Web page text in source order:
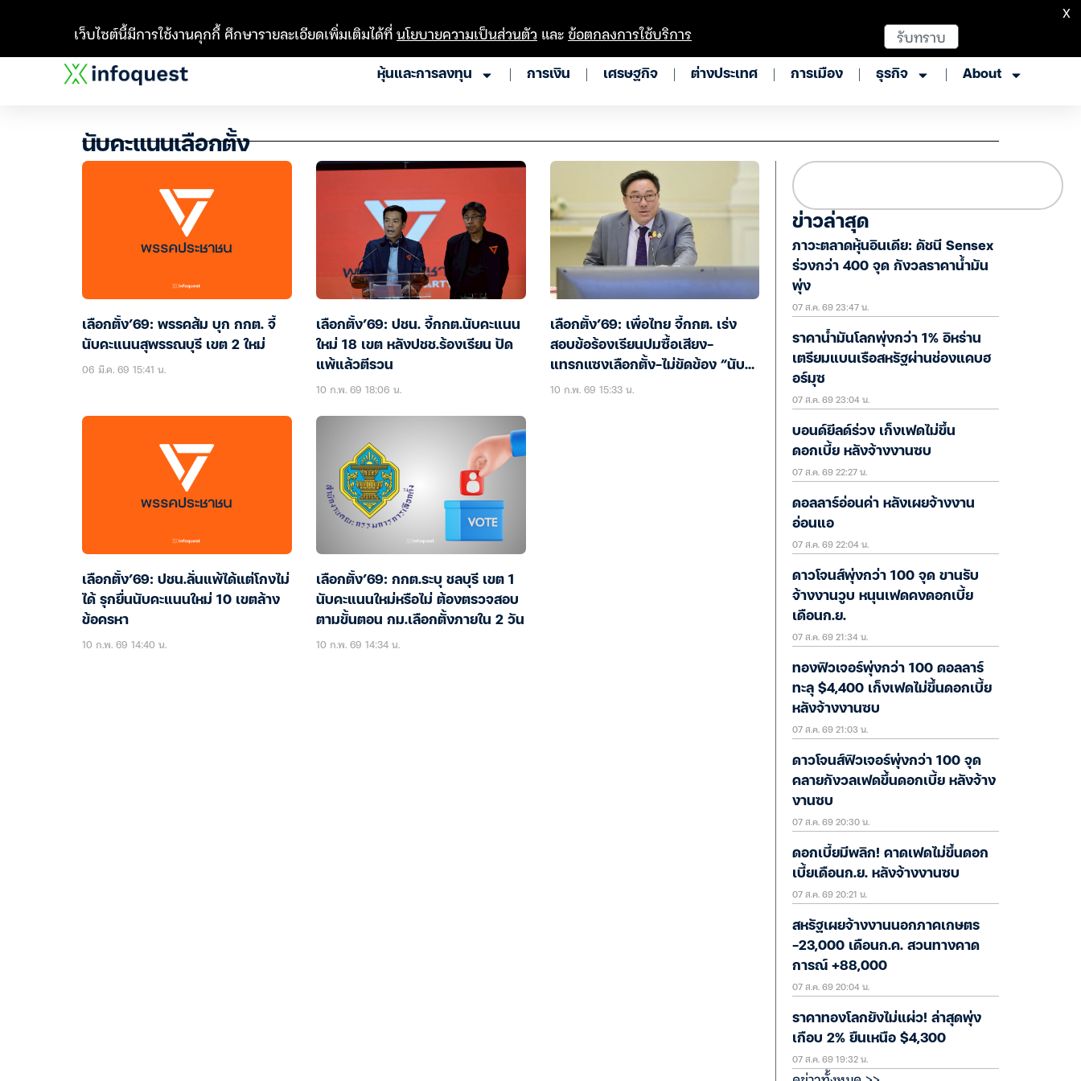
หุ้นและการลงทุน การเงิน เศรษฐกิจ ต่างประเทศ การเมือง ธุรกิจ About
นับคะแนนเลือกตั้ง
เลือกตั้ง’69: พรรคส้ม บุก กกต. จี้
นับคะแนนสุพรรณบุรี เขต 2 ใหม่
06 มี.ค. 69 15:41 น.
เลือกตั้ง’69: ปชน. จี้กกต.นับคะแนน
ใหม่ 18 เขต หลังปชช.ร้องเรียน ปัด
แพ้แล้วตีรวน
10 ก.พ. 69 18:06 น.
เลือกตั้ง’69: เพื่อไทย จี้กกต. เร่ง
สอบข้อร้องเรียนปมซื้อเสียง-
แทรกแซงเลือกตั้ง-ไม่ขัดข้อง “นับ
คะแนนใหม่”
10 ก.พ. 69 15:33 น.
เลือกตั้ง’69: ปชน.ลั่นแพ้ได้แต่โกงไม่
ได้ รุกยื่นนับคะแนนใหม่ 10 เขตล้าง
ข้อครหา
10 ก.พ. 69 14:40 น.
เลือกตั้ง’69: กกต.ระบุ ชลบุรี เขต 1
นับคะแนนใหม่หรือไม่ ต้องตรวจสอบ
ตามขั้นตอน กม.เลือกตั้งภายใน 2 วัน
10 ก.พ. 69 14:34 น.
ข่าวล่าสุด
ภาวะตลาดหุ้นอินเดีย: ดัชนี Sensex
ร่วงกว่า 400 จุด กังวลราคาน้ำมัน
พุ่ง
07 ส.ค. 69 23:47 น.
ราคาน้ำมันโลกพุ่งกว่า 1% อิหร่าน
เตรียมแบนเรือสหรัฐผ่านช่องแคบฮ
อร์มุซ
07 ส.ค. 69 23:04 น.
บอนด์ยีลด์ร่วง เก็งเฟดไม่ขึ้น
ดอกเบี้ย หลังจ้างงานซบ
07 ส.ค. 69 22:27 น.
ดอลลาร์อ่อนค่า หลังเผยจ้างงาน
อ่อนแอ
07 ส.ค. 69 22:04 น.
ดาวโจนส์พุ่งกว่า 100 จุด ขานรับ
จ้างงานวูบ หนุนเฟดคงดอกเบี้ย
เดือนก.ย.
07 ส.ค. 69 21:34 น.
ทองฟิวเจอร์พุ่งกว่า 100 ดอลลาร์
ทะลุ $4,400 เก็งเฟดไม่ขึ้นดอกเบี้ย
หลังจ้างงานซบ
07 ส.ค. 69 21:03 น.
ดาวโจนส์ฟิวเจอร์พุ่งกว่า 100 จุด
คลายกังวลเฟดขึ้นดอกเบี้ย หลังจ้าง
งานซบ
07 ส.ค. 69 20:30 น.
ดอกเบี้ยมีพลิก! คาดเฟดไม่ขึ้นดอก
เบี้ยเดือนก.ย. หลังจ้างงานซบ
07 ส.ค. 69 20:21 น.
สหรัฐเผยจ้างงานนอกภาคเกษตร
-23,000 เดือนก.ค. สวนทางคาด
การณ์ +88,000
07 ส.ค. 69 20:04 น.
ราคาทองโลกยังไม่แผ่ว! ล่าสุดพุ่ง
เกือบ 2% ยืนเหนือ $4,300
07 ส.ค. 69 19:32 น.
เว็บไซต์นี้มีการใช้งานคุกกี้ ศึกษารายละเอียดเพิ่มเติมได้ที่นโยบายความเป็นส่วนตัว และข้อตกลงการใช้บริการ รับทราบ
X